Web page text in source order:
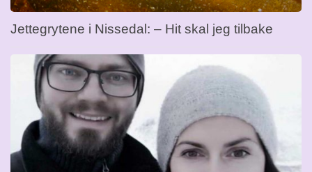
Jettegrytene i Nissedal: – Hit skal jeg tilbake